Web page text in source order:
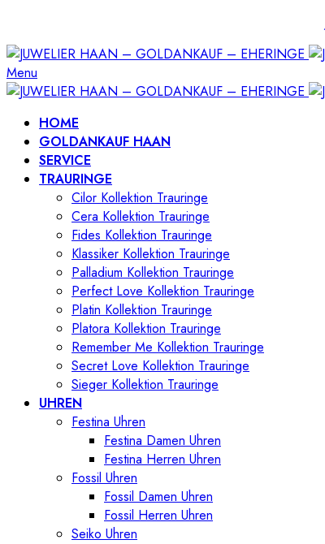
Menu
HOME
GOLDANKAUF HAAN
SERVICE
TRAURINGE
Cilor Kollektion Trauringe
Cera Kollektion Trauringe
Fides Kollektion Trauringe
Klassiker Kollektion Trauringe
Palladium Kollektion Trauringe
Perfect Love Kollektion Trauringe
Platin Kollektion Trauringe
Platora Kollektion Trauringe
Remember Me Kollektion Trauringe
Secret Love Kollektion Trauringe
Sieger Kollektion Trauringe
UHREN
Festina Uhren
Festina Damen Uhren
Festina Herren Uhren
Fossil Uhren
Fossil Damen Uhren
Fossil Herren Uhren
Seiko Uhren